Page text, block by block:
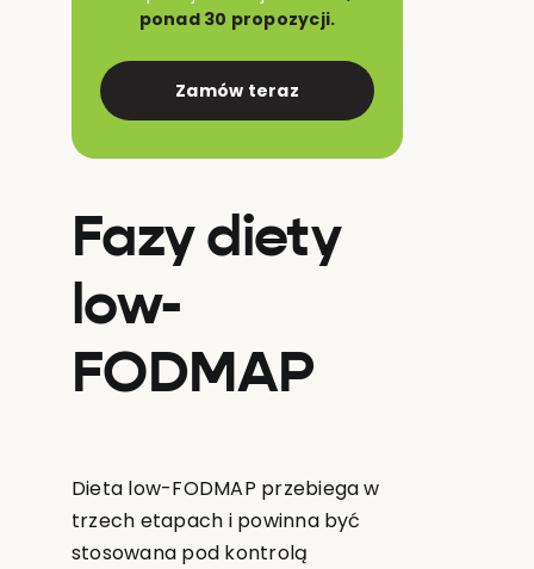
ponad 30 propozycji.
Zamów teraz
Fazy diety
low-
FODMAP
Dieta low-FODMAP przebiega w
trzech etapach i powinna być
stosowana pod kontrolą